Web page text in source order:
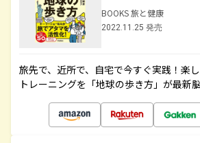
BOOKS 旅と健康
2022.11.25 発売
旅先で、近所で、自宅で今すぐ実践！楽
トレーニングを「地球の歩き方」が最新